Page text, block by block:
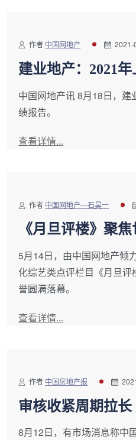
作者 中国网地产 2021-
建业地产：2021
中国网地产讯 8月18日，
绩报告。
查看详情...
作者 中国网地产—石昊一
《月旦评楼》聚
5月14日，由中国网地产倾
化综艺类点评栏目《月旦
誉圆满落幕。
查看详情...
作者 中国房地产报
审核收紧周期拉
8月12日，有市场消息称中